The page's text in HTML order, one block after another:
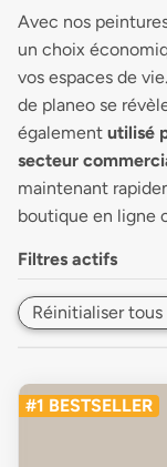
Avec nos
un choix
vos espaces de
de planeo se
également utilisé
secteur
maintenant
boutique en ligne
Filtres actifs
Réinitialiser
#1 BESTSELLER